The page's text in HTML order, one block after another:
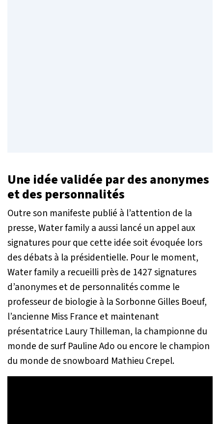
Une idée validée par des anonymes
et des personnalités
Outre son manifeste publié à l’attention de la
presse, Water family a aussi lancé un appel aux
signatures pour que cette idée soit évoquée lors
des débats à la présidentielle. Pour le moment,
Water family a recueilli près de 1427 signatures
d’anonymes et de personnalités comme le
professeur de biologie à la Sorbonne Gilles Boeuf,
l’ancienne Miss France et maintenant
présentatrice Laury Thilleman, la championne du
monde de surf Pauline Ado ou encore le champion
du monde de snowboard Mathieu Crepel.